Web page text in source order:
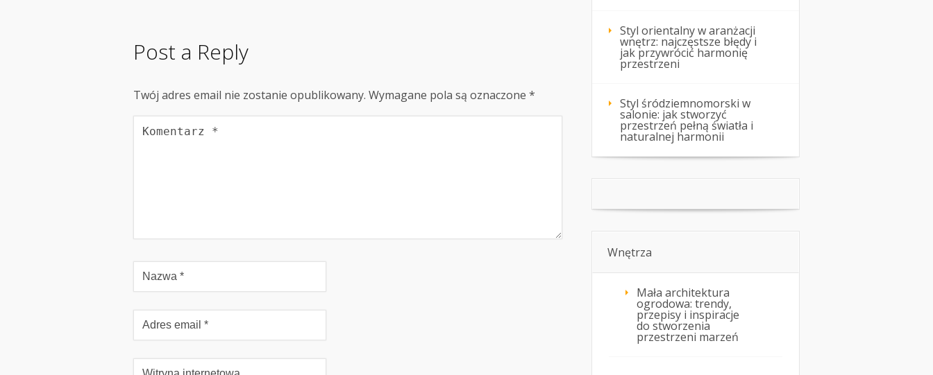
Post a Reply
Twój adres email nie zostanie opublikowany. Wymagane pola są oznaczone *
Styl orientalny w aranżacji
wnętrz: najczęstsze błędy i
jak przywrócić harmonię
przestrzeni
Styl śródziemnomorski w
salonie: jak stworzyć
przestrzeń pełną światła i
naturalnej harmonii
Wnętrza
Mała architektura
ogrodowa: trendy,
przepisy i inspiracje
do stworzenia
przestrzeni marzeń